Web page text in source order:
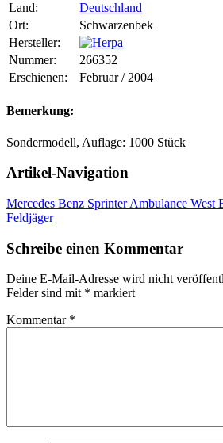
Land:
Deutschland
Ort:
Schwarzenbek
Hersteller:
Nummer:
266352
Erschienen:
Februar / 2004
Bemerkung:
Sondermodell, Auflage: 1000 Stück
Artikel-Navigation
Mercedes Benz Sprinter Ambulance West
Feldjäger
Schreibe einen Kommentar
Deine E-Mail-Adresse wird nicht
Felder sind mit * markiert
Kommentar *